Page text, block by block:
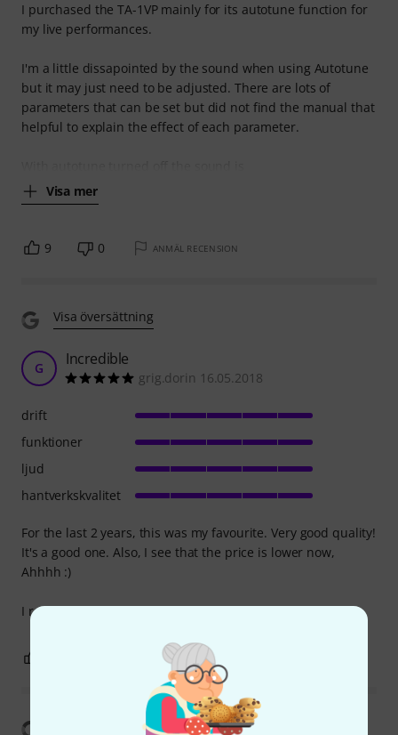
I purchased the TA-1VP mainly for its autotune function for
my live performances.
I'm a little dissapointed by the sound when using Autotune
but it may just need to be adjusted. There are lots of
parameters that can be set but did not find the manual that
helpful to explain the effect of each parameter.
Visa mer
9 0 ANMÄL RECENSION
Visa översättning
G Incredible
grig.dorin 16.05.2018
For the last 2 years, this was my favourite. Very good quality!
It's a good one. Also, I see that the price is lower now,
Ahhhh :)
I recommend it.
drift
funktioner
ljud
hantverkskvalitet
ANMÄL RECENSION
Visa översättning